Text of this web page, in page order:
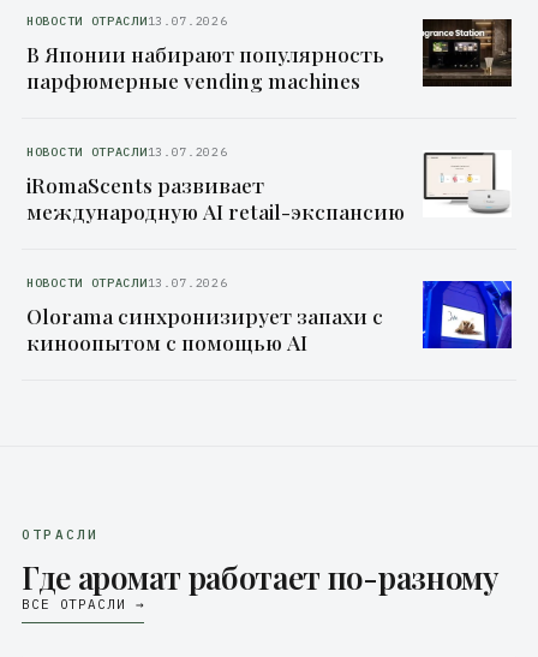
НОВОСТИ ОТРАСЛИ13.07.2026
В Японии набирают популярность
парфюмерные vending machines
НОВОСТИ ОТРАСЛИ13.07.2026
iRomaScents развивает
международную AI retail-экспансию
НОВОСТИ ОТРАСЛИ13.07.2026
Olorama синхронизирует запахи с
киноопытом с помощью AI
ОТРАСЛИ
Где аромат работает по-разному
ВСЕ ОТРАСЛИ →